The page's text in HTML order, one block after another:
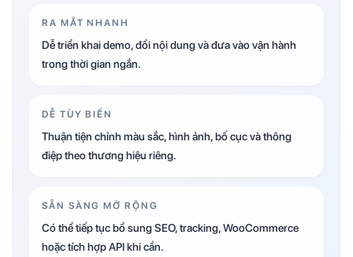
RA MẮT NHANH
Dễ triển khai demo, đổi nội dung và đưa vào vận hành
trong thời gian ngắn.
DỄ TÙY BIẾN
Thuận tiện chỉnh màu sắc, hình ảnh, bố cục và thông
điệp theo thương hiệu riêng.
SẴN SÀNG MỞ RỘNG
Có thể tiếp tục bổ sung SEO, tracking, WooCommerce
hoặc tích hợp API khi cần.